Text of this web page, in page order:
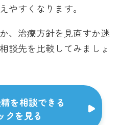
やすくなります。
、治療方針を見直すか迷
談先を比較してみましょ
を相談できる
クを見る